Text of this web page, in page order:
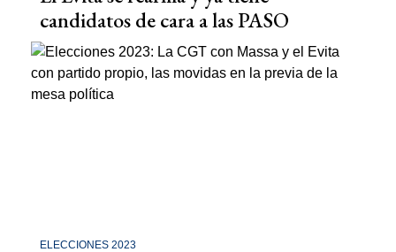
candidatos de cara a las PASO
ELECCIONES 2023